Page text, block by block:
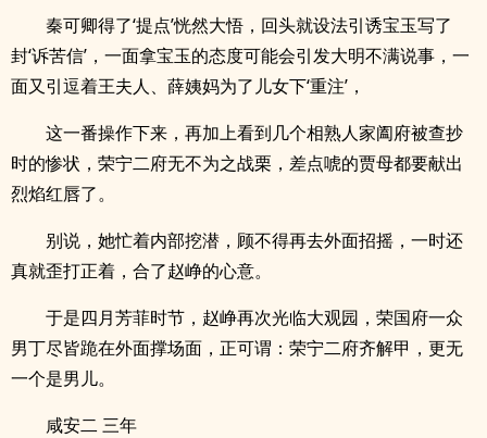
秦可卿得了‘提点’恍然大悟，回头就设法引诱宝玉写了
封‘诉苦信’，一面拿宝玉的态度可能会引发大明不满说事，一
面又引逗着王夫人、薛姨妈为了儿女下‘重注’，
这一番操作下来，再加上看到几个相熟人家阖府被查抄
时的惨状，荣宁二府无不为之战栗，差点唬的贾母都要献出
烈焰红唇了。
别说，她忙着内部挖潜，顾不得再去外面招摇，一时还
真就歪打正着，合了赵峥的心意。
于是四月芳菲时节，赵峥再次光临大观园，荣国府一众
男丁尽皆跪在外面撑场面，正可谓：荣宁二府齐解甲，更无
一个是男儿。
咸安二 三年